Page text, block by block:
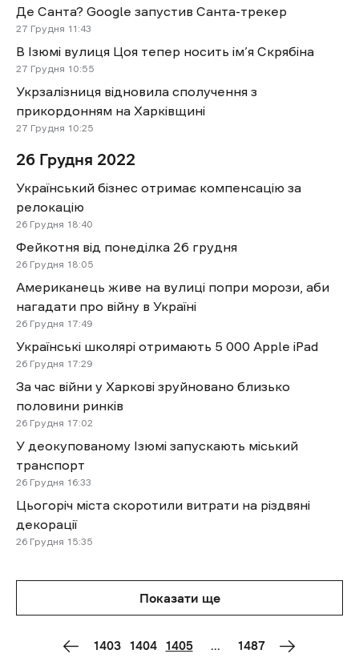
Де Санта? Google запустив Санта-трекер
27 Грудня 11:43
В Ізюмі вулиця Цоя тепер носить ім’я Скрябіна
27 Грудня 10:55
Укрзалізниця відновила сполучення з
прикордонням на Харківщині
27 Грудня 10:25
26 Грудня 2022
Український бізнес отримає компенсацію за
релокацію
26 Грудня 18:40
Фейкотня від понеділка 26 грудня
26 Грудня 18:05
Американець живе на вулиці попри морози, аби
нагадати про війну в Україні
26 Грудня 17:49
Українські школярі отримають 5 000 Apple iPad
26 Грудня 17:29
За час війни у Харкові зруйновано близько
половини ринків
26 Грудня 17:02
У деокупованому Ізюмі запускають міський
транспорт
26 Грудня 16:33
Цьогоріч міста скоротили витрати на різдвяні
декорації
26 Грудня 15:35
Показати ще
1403 1404 1405 ... 1487